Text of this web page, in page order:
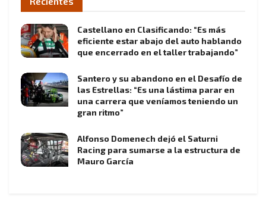
Castellano en Clasificando: “Es más
eficiente estar abajo del auto hablando
que encerrado en el taller trabajando”
Santero y su abandono en el Desafío de
las Estrellas: “Es una lástima parar en
una carrera que veníamos teniendo un
gran ritmo”
Alfonso Domenech dejó el Saturni
Racing para sumarse a la estructura de
Mauro García